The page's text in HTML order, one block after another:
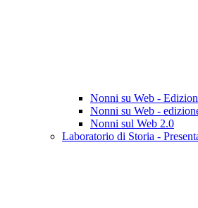
Nonni su Web -
Nonni su Web -
Nonni sul Web 2.0
Laboratorio di Storia -